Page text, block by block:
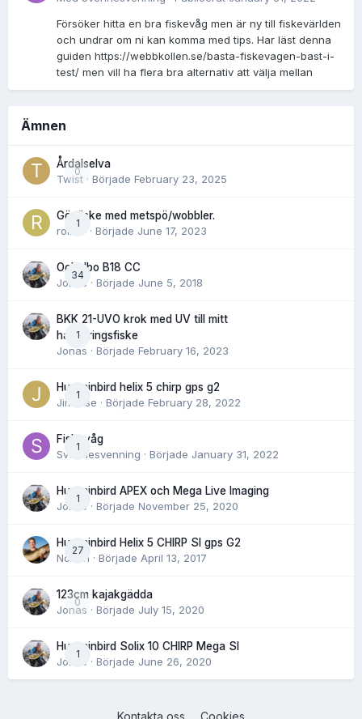
Försöker hitta en bra fiskevåg men är ny till fiskevärlden
och undrar om ni kan komma med tips. Har läst denna
guiden https://webbkollen.se/basta-fiskevagen-bast-i-
test/ men vill ha flera bra alternativ att välja mellan
Ämnen
0
Årdalselva
Twist · Började February 23, 2025
1
Gösfiske med metspö/wobbler.
rolnor
· Började June 17, 2023
34
Ockelbo B18 CC
Jonas · Började June 5, 2018
1
BKK 21-UVO krok med UV till mitt
havsöringsfiske
Jonas · Började February 16, 2023
1
Humminbird helix 5 chirp gps g2
Jimwise · Började February 28, 2022
1
Fiskevåg
Svennesvenning · Började January 31, 2022
1
Humminbird APEX och Mega Live Imaging
Jonas · Började November 25, 2020
27
Humminbird Helix 5 CHIRP SI gps G2
Norlén · Började April 13, 2017
0
123cm kajakgädda
Jonas · Började July 15, 2020
1
Humminbird Solix 10 CHIRP Mega SI
Jonas · Började June 26, 2020